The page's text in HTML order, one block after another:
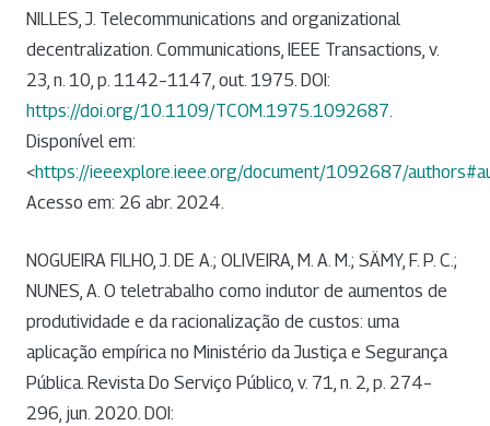
NILLES, J. Telecommunications and organizational
decentralization. Communications, IEEE Transactions, v.
23, n. 10, p. 1142–1147, out. 1975. DOI:
https://doi.org/10.1109/TCOM.1975.1092687
Disponível em:
<https://ieeexplore.ieee.org/document/1092687/
Acesso em: 26 abr. 2024.
NOGUEIRA FILHO, J. DE A.; OLIVEIRA, M. A. M.; SÄMY, F. P. C.;
NUNES, A. O teletrabalho como indutor de aumentos de
produtividade e da racionalização de custos: uma
aplicação empírica no Ministério da Justiça e Segurança
Pública. Revista Do Serviço Público, v. 71, n. 2, p. 274–
296, jun. 2020. DOI: